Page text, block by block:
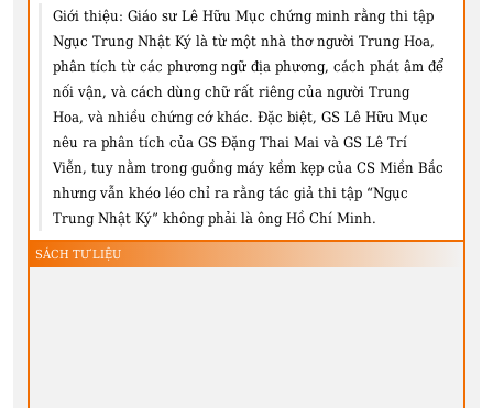
Giới thiệu: Giáo sư Lê Hữu Mục chứng minh rằng thi tập
Ngục Trung Nhật Ký là từ một nhà thơ người Trung Hoa,
phân tích từ các phương ngữ địa phương, cách phát âm để
nối vận, và cách dùng chữ rất riêng của người Trung
Hoa, và nhiều chứng cớ khác. Đặc biệt, GS Lê Hữu Mục
nêu ra phân tích của GS Đặng Thai Mai và GS Lê Trí
Viễn, tuy nằm trong guồng máy kềm kẹp của CS Miền Bắc
nhưng vẫn khéo léo chỉ ra rằng tác giả thi tập “Ngục
Trung Nhật Ký” không phải là ông Hồ Chí Minh.
SÁCH TƯ LIỆU